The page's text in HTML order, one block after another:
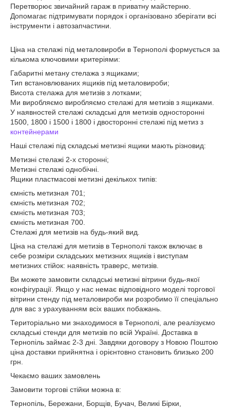
Перетворює звичайний гараж в приватну майстерню.
Допомагає підтримувати порядок і організовано зберігати всі
інструменти і автозапчастини.
Ціна на стелажі під металовироби в Тернополі формується за
кількома ключовими критеріями:
Габаритні метану стелажа з ящиками;
Тип встановлюваних ящиків під металовироби;
Висота стелажа для метизів з лотками;
Ми виробляємо виробляємо стелажі для метизів з ящиками.
У наявностей стелажі складські для метизів односторонні
1500, 1800 і 1500 і 1800 і двосторонні стелажі під метиз з
контейнерами
Наші стелажі під складські метизні ящики мають різновид:
Метизні стелажі 2-х сторонні;
Метизні стелажі однобічні.
Ящики пластмасові метизні декількох типів:
ємність метизная 701;
ємність метизная 702;
ємність метизная 703;
ємність метизная 700.
Стелажі для метизів на будь-який вид.
Ціна на стелажі для метизів в Тернополі також включає в
себе розміри складських метизних ящиків і виступам
метизних стійок: наявність траверс, метизів.
Ви можете замовити складські метизні вітрини будь-якої
конфігурації. Якщо у нас немає відповідного моделі торгової
вітрини стенду під металовироби ми розробимо її спеціально
для вас з урахуванням всіх ваших побажань.
Територіально ми знаходимося в Тернополі, але реалізуємо
складські стенди для метизів по всій Україні. Доставка в
Тернопіль займає 2-3 дні. Завдяки договору з Новою Поштою
ціна доставки прийнятна і орієнтовно становить близько 200
грн.
Чекаємо ваших замовлень
Замовити торгові стійки можна в:
Тернопіль, Бережани, Борщів, Бучач, Великі Бірки,